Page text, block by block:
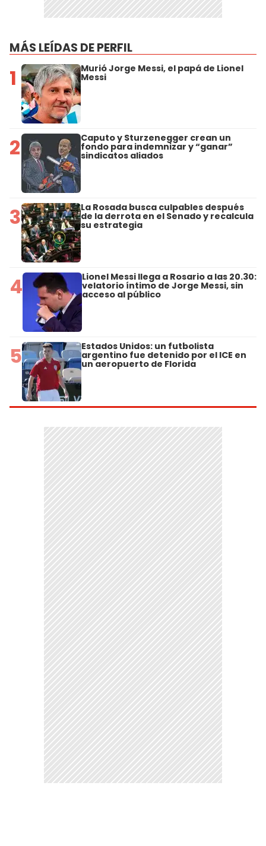
MÁS LEÍDAS DE PERFIL
1 Murió Jorge Messi, el papá de Lionel
Messi
2 Caputo y Sturzenegger crean un
fondo para indemnizar y “ganar”
sindicatos aliados
3 La Rosada busca culpables después
de la derrota en el Senado y recalcula
su estrategia
4 Lionel Messi llega a Rosario a las 20.30:
velatorio íntimo de Jorge Messi, sin
acceso al público
5 Estados Unidos: un futbolista
argentino fue detenido por el ICE en
un aeropuerto de Florida